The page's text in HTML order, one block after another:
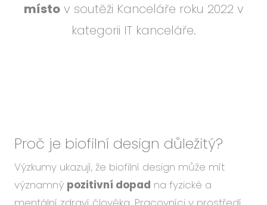
místov soutěži Kanceláře roku 2022 v
kategorii IT kanceláře.
Proč je biofilní design důležitý?
Výzkumy ukazují, že biofilní design může mít
významný pozitivní dopad na fyzické a